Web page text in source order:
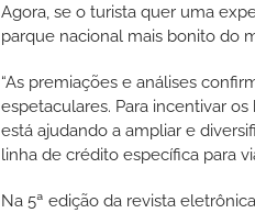
Agora, se o turista quer uma
parque nacional mais bonito do
“As premiações e análises
espetaculares. Para incentivar
está ajudando a ampliar e
linha de crédito específica para
Na 5ª edição da revista